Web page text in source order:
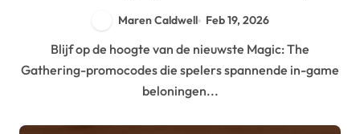
Maren Caldwell Feb 19, 2026
Blijf op de hoogte van de nieuwste Magic: The
Gathering-promocodes die spelers spannende in-game
beloningen...